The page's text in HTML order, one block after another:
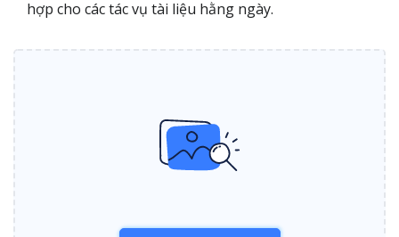
hợp cho các tác vụ tài liệu hằng ngày.